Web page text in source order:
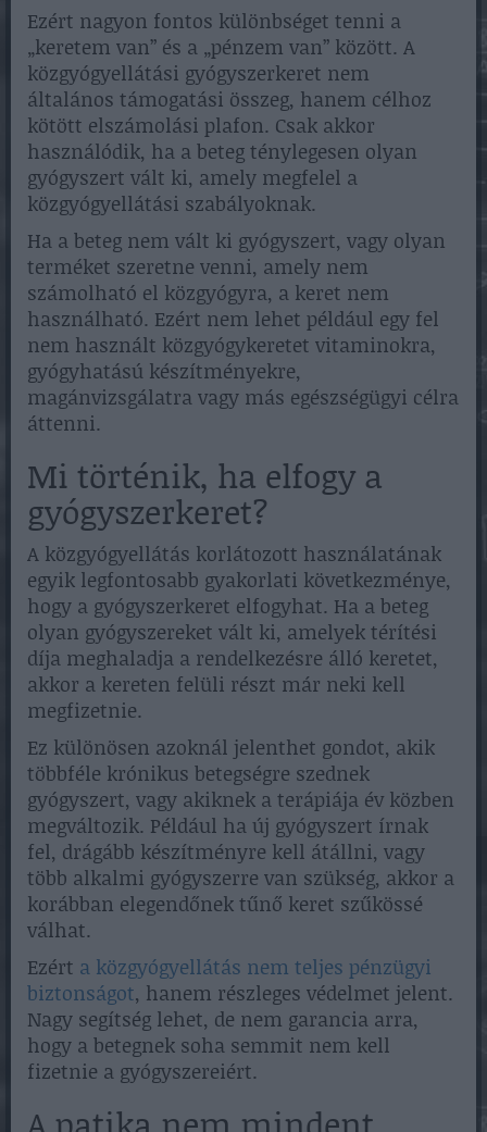
Ezért nagyon fontos különbséget tenni a
„keretem van” és a „pénzem van” között. A
közgyógyellátási gyógyszerkeret nem
általános támogatási összeg, hanem célhoz
kötött elszámolási plafon. Csak akkor
használódik, ha a beteg ténylegesen olyan
gyógyszert vált ki, amely megfelel a
közgyógyellátási szabályoknak.
Ha a beteg nem vált ki gyógyszert, vagy olyan
terméket szeretne venni, amely nem
számolható el közgyógyra, a keret nem
használható. Ezért nem lehet például egy fel
nem használt közgyógykeretet vitaminokra,
gyógyhatású készítményekre,
magánvizsgálatra vagy más egészségügyi célra
áttenni.
Mi történik, ha elfogy a
gyógyszerkeret?
A közgyógyellátás korlátozott használatának
egyik legfontosabb gyakorlati következménye,
hogy a gyógyszerkeret elfogyhat. Ha a beteg
olyan gyógyszereket vált ki, amelyek térítési
díja meghaladja a rendelkezésre álló keretet,
akkor a kereten felüli részt már neki kell
megfizetnie.
Ez különösen azoknál jelenthet gondot, akik
többféle krónikus betegségre szednek
gyógyszert, vagy akiknek a terápiája év közben
megváltozik. Például ha új gyógyszert írnak
fel, drágább készítményre kell átállni, vagy
több alkalmi gyógyszerre van szükség, akkor a
korábban elegendőnek tűnő keret szűkössé
válhat.
Ezért a közgyógyellátás nem teljes pénzügyi
biztonságot, hanem részleges védelmet jelent.
Nagy segítség lehet, de nem garancia arra,
hogy a betegnek soha semmit nem kell
fizetnie a gyógyszereiért.